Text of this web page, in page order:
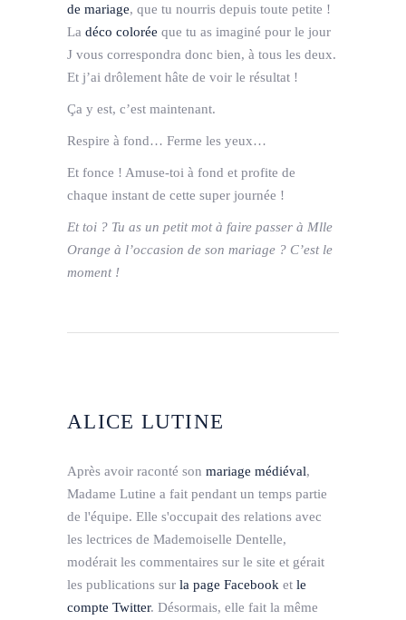
de mariage, que tu nourris depuis toute petite !
La déco colorée que tu as imaginé pour le jour
J vous correspondra donc bien, à tous les deux.
Et j’ai drôlement hâte de voir le résultat !
Ça y est, c’est maintenant.
Respire à fond… Ferme les yeux…
Et fonce ! Amuse-toi à fond et profite de
chaque instant de cette super journée !
Et toi ? Tu as un petit mot à faire passer à Mlle
Orange à l’occasion de son mariage ? C’est le
moment !
ALICE LUTINE
Après avoir raconté son mariage médiéval,
Madame Lutine a fait pendant un temps partie
de l'équipe. Elle s'occupait des relations avec
les lectrices de Mademoiselle Dentelle,
modérait les commentaires sur le site et gérait
les publications sur la page Facebook et le
compte Twitter. Désormais, elle fait la même